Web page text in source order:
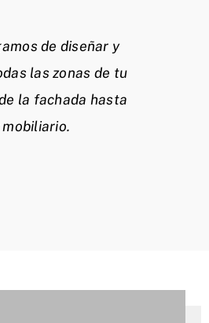
de diseñar y
las zonas de tu
la fachada hasta